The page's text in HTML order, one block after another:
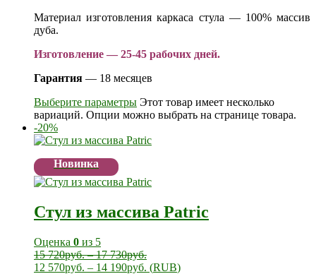
Материал изготовления каркаса стула — 100% массив
дуба.
Изготовление — 25-45 рабочих дней.
Гарантия — 18 месяцев
Выберите параметры Этот товар имеет несколько
вариаций. Опции можно выбрать на странице товара.
-20%
Новинка
Стул из массива Patric
Оценка 0 из 5
15 720руб.–17 730руб.
12 570руб. – 14 190руб. (RUB)